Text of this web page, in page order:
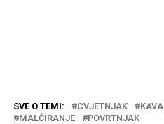
SVE O TEMI: CVJETNJAK KAVA
MALČIRANJE
POVRTNJAK